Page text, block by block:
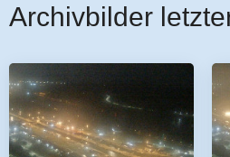
Archivbilder